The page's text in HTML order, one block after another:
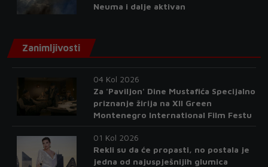
Neuma i dalje aktivan
Zanimljivosti
04 Kol 2026
Za 'Paviljon' Dine Mustafića Specijalno
priznanje žirija na XII Green
Montenegro International Film Festu
01 Kol 2026
Rekli su da će propasti, no postala je
jedna od najuspješnijih glumica